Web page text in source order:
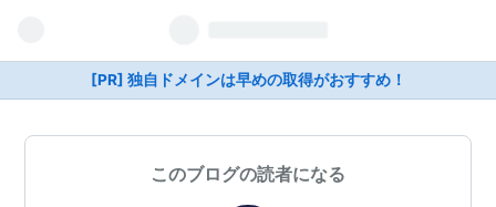
[PR] 独自ドメインは早めの取得がおすすめ！
このブログの読者になる